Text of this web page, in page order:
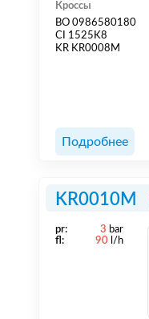
Кроссы
BO 0986580180
CI 1525K8
KR KR0008M
Подробнее
KR0010M
pr: 3 bar
fl:
90 l/h